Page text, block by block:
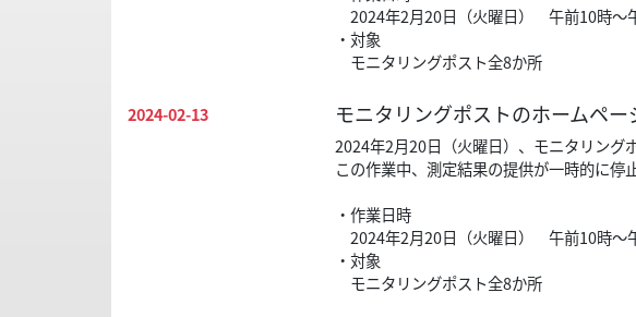
2024年2月20日（火曜日） 午前10時～
・対象
モニタリングポスト全8か所
2024-02-13 モニタリングポストのホームペ
2024年2月20日（火曜日）、モニタリング
この作業中、測定結果の提供が一時的に停
・作業日時
2024年2月20日（火曜日） 午前10時～
・対象
モニタリングポスト全8か所